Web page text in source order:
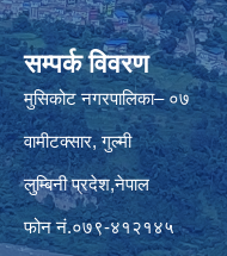
सम्पर्क विवरण
मुसिकोट नगरपालिका– ०७
वामीटक्सार, गुल्मी
लुम्बिनी प्रदेश,नेपाल
फोन नं.०७९-४१२१४५